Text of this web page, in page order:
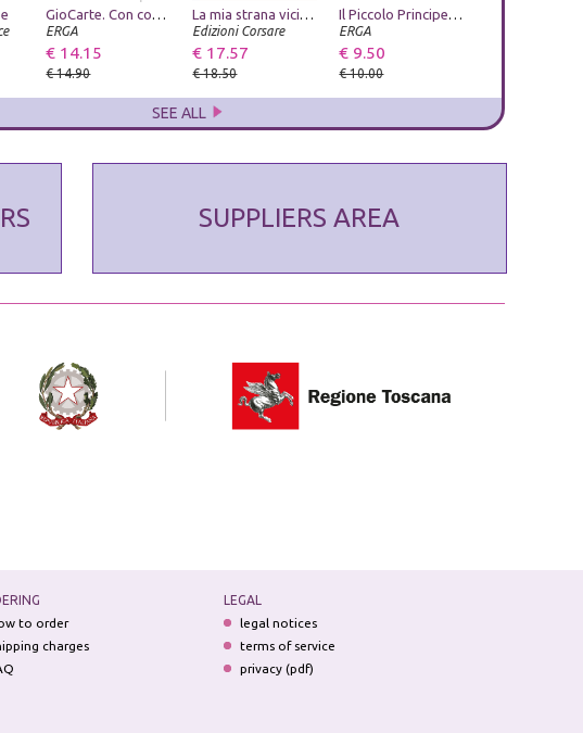
Tex. La letteratura più veloce del West Ustica. Vergogna di Stato
Edizioni Ex Libris
Leggende napoletane. Vol. 3
Phoenix Publishing
GioCarte. Con contenuti ed esercizi multimediali
ERGA
€ 14.15
€ 14.90
La mia strana vicina. Ediz. a colori
Edizioni Corsare
€ 17.57
€ 18.50
Il Piccolo Principe è tornato. Ediz. a colori
ERGA
€ 9.50
€ 10.00
SEE ALL
SUPPLIERS AREA
to order
charges
LEGAL
legal notices
terms of service
privacy (pdf)